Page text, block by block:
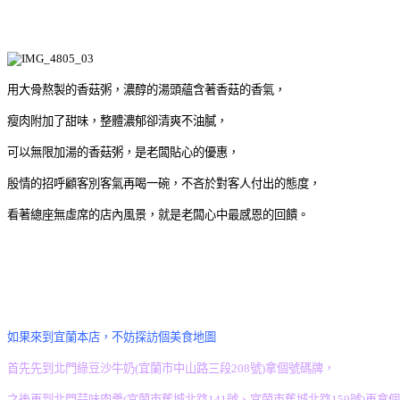
用大骨熬製的香菇粥，濃醇的湯頭蘊含著香菇的香氣，
瘦肉附加了甜味，整體濃郁卻清爽不油膩，
可以無限加湯的香菇粥，是老闆貼心的優惠，
殷情的招呼顧客別客氣再喝一碗，不吝於對客人付出的態度，
看著總座無虛席的店內風景，就是老闆心中最感恩的回饋。
如果來到宜蘭本店，不妨探訪個美食地圖
首先先到北門綠豆沙牛奶(宜蘭市中山路三段208號)拿個號碼牌，